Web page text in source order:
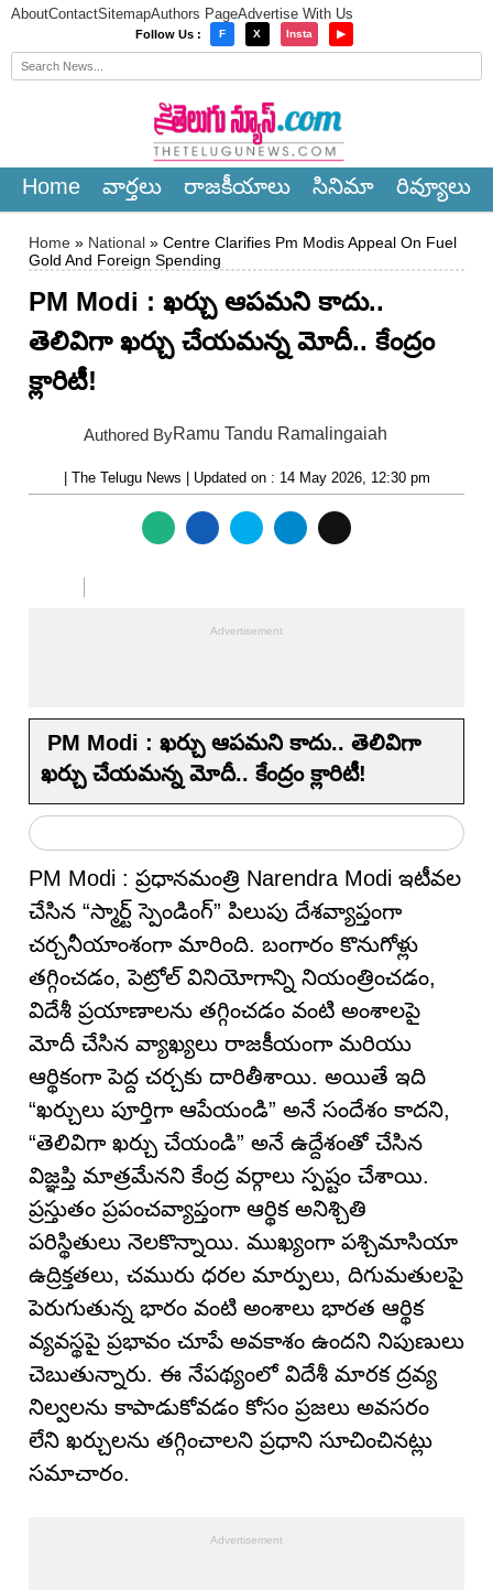
AboutContactSitemapAuthors PageAdvertise With Us
Follow Us : F X Insta ▶
Home వార్త‌లు రాజ‌కీయాలు సినిమా రివ్యూలు
Home » National » Centre Clarifies Pm Modis Appeal On Fuel
Gold And Foreign Spending
PM Modi : ఖర్చు ఆపమని కాదు..
తెలివిగా ఖర్చు చేయమన్న మోదీ.. కేంద్రం
క్లారిటీ!
Authored ByRamu Tandu Ramalingaiah
| The Telugu News | Updated on : 14 May 2026, 12:30 pm
PM Modi : ఖర్చు ఆపమని కాదు.. తెలివిగా
ఖర్చు చేయమన్న మోదీ.. కేంద్రం క్లారిటీ!
PM Modi : ప్రధానమంత్రి Narendra Modi ఇటీవల
చేసిన “స్మార్ట్ స్పెండింగ్” పిలుపు దేశవ్యాప్తంగా
చర్చనీయాంశంగా మారింది. బంగారం కొనుగోళ్లు
తగ్గించడం, పెట్రోల్ వినియోగాన్ని నియంత్రించడం,
విదేశీ ప్రయాణాలను తగ్గించడం వంటి అంశాలపై
మోదీ చేసిన వ్యాఖ్యలు రాజకీయంగా మరియు
ఆర్థికంగా పెద్ద చర్చకు దారితీశాయి. అయితే ఇది
“ఖర్చులు పూర్తిగా ఆపేయండి” అనే సందేశం కాదని,
“తెలివిగా ఖర్చు చేయండి” అనే ఉద్దేశంతో చేసిన
విజ్ఞప్తి మాత్రమేనని కేంద్ర వర్గాలు స్పష్టం చేశాయి.
ప్రస్తుతం ప్రపంచవ్యాప్తంగా ఆర్థిక అనిశ్చితి
పరిస్థితులు నెలకొన్నాయి. ముఖ్యంగా పశ్చిమాసియా
ఉద్రిక్తతలు, చమురు ధరల మార్పులు, దిగుమతులపై
పెరుగుతున్న భారం వంటి అంశాలు భారత ఆర్థిక
వ్యవస్థపై ప్రభావం చూపే అవకాశం ఉందని నిపుణులు
చెబుతున్నారు. ఈ నేపథ్యంలో విదేశీ మారక ద్రవ్య
నిల్వలను కాపాడుకోవడం కోసం ప్రజలు అవసరం
లేని ఖర్చులను తగ్గించాలని ప్రధాని సూచించినట్లు
సమాచారం.